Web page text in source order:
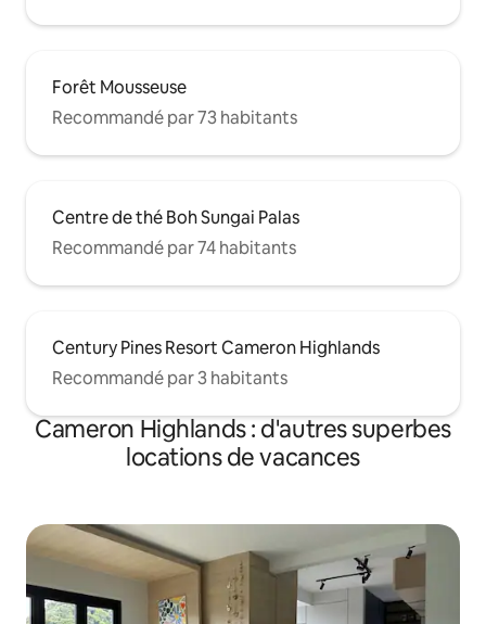
Forêt Mousseuse
Recommandé par 73 habitants
Centre de thé Boh Sungai Palas
Recommandé par 74 habitants
Century Pines Resort Cameron Highlands
Recommandé par 3 habitants
Cameron Highlands : d'autres superbes
locations de vacances